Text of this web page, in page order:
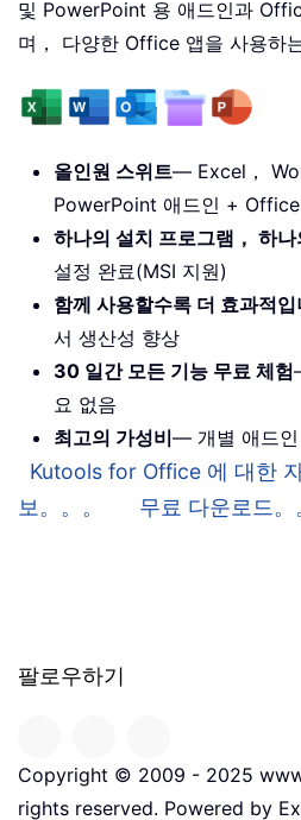
및 PowerPoint 용 애드인과
며， 다양한 Office 앱을 사용하
올인원 스위트— Excel，
PowerPoint 애드인 +
하나의 설치 프로그램， 하
설정 완료(MSI 지원)
함께 사용할수록 더 효과적
서 생산성 향상
30 일간 모든 기능 무료 체험
요 없음
최고의 가성비— 개별 애드
Kutools for Office 에 대한
보。。。
무료 다운로드。
팔로우하기
Copyright © 2009 - 2025
rights reserved. Powered by